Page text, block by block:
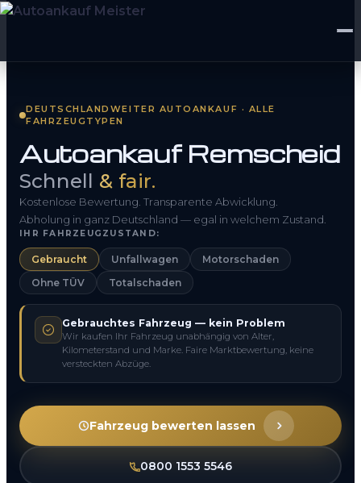
So funktioniert’s
Kontakt
FAQ
0800 1553 5546
Kostenlos anfragen
DEUTSCHLANDWEITER AUTOANKAUF · ALLE
FAHRZEUGTYPEN
Autoankauf Remscheid
Schnell & fair.
Kostenlose Bewertung. Transparente Abwicklung.
Abholung in ganz Deutschland — egal in welchem Zustand.
IHR FAHRZEUGZUSTAND:
Gebraucht Unfallwagen
Motorschaden
Ohne TÜV
Totalschaden
Gebrauchtes Fahrzeug — kein Problem
Wir kaufen Ihr Fahrzeug unabhängig von Alter,
Kilometerstand und Marke. Faire Marktbewertung, keine
versteckten Abzüge.
Fahrzeug bewerten lassen
0800 1553 5546